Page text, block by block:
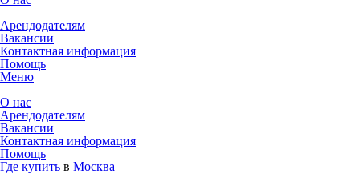
Арендодателям
Вакансии
Контактная информация
Помощь
Меню
О нас
Арендодателям
Вакансии
Контактная информация
Помощь
Где купить в Москва